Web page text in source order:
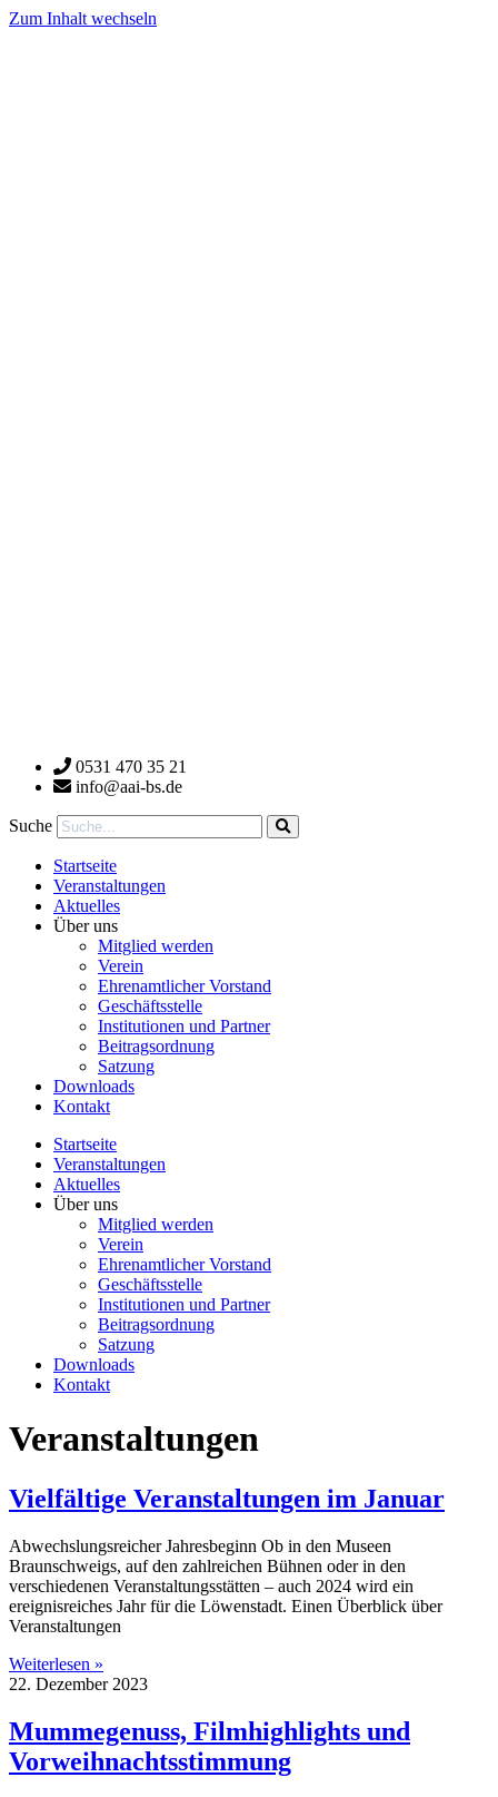
Zum Inhalt wechseln
0531 470 35 21
info@aai-bs.de
Suche
Startseite
Veranstaltungen
Aktuelles
Über uns
Mitglied werden
Verein
Ehrenamtlicher Vorstand
Geschäftsstelle
Institutionen und Partner
Beitragsordnung
Satzung
Downloads
Kontakt
Startseite
Veranstaltungen
Aktuelles
Über uns
Mitglied werden
Verein
Ehrenamtlicher Vorstand
Geschäftsstelle
Institutionen und Partner
Beitragsordnung
Satzung
Downloads
Kontakt
Veranstaltungen
Vielfältige Veranstaltungen im Januar
Abwechslungsreicher Jahresbeginn Ob in den Museen
Braunschweigs, auf den zahlreichen Bühnen oder in den
verschiedenen Veranstaltungsstätten – auch 2024 wird ein
ereignisreiches Jahr für die Löwenstadt. Einen Überblick über
Veranstaltungen
Weiterlesen »
22. Dezember 2023
Mummegenuss, Filmhighlights und
Vorweihnachtsstimmung